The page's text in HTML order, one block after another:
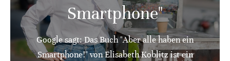
Smartphone"
Google sagt: Das Buch "Aber alle haben ein
Smartphone!" von Elisabeth Koblitz ist ein